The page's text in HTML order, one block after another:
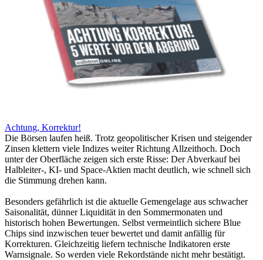
Achtung, Korrektur!
Die Börsen laufen heiß. Trotz geopolitischer Krisen und steigender
Zinsen klettern viele Indizes weiter Richtung Allzeithoch. Doch
unter der Oberfläche zeigen sich erste Risse: Der Abverkauf bei
Halbleiter-, KI- und Space-Aktien macht deutlich, wie schnell sich
die Stimmung drehen kann.
Besonders gefährlich ist die aktuelle Gemengelage aus schwacher
Saisonalität, dünner Liquidität in den Sommermonaten und
historisch hohen Bewertungen. Selbst vermeintlich sichere Blue
Chips sind inzwischen teuer bewertet und damit anfällig für
Korrekturen. Gleichzeitig liefern technische Indikatoren erste
Warnsignale. So werden viele Rekordstände nicht mehr bestätigt.